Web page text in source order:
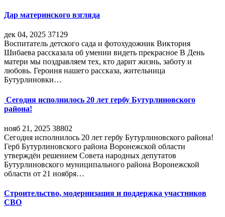
Дар материнского взгляда
дек 04, 2025 37129
Воспитатель детского сада и фотохудожник Виктория
Шибаева рассказала об умении видеть прекрасное В День
матери мы поздравляем тех, кто дарит жизнь, заботу и
любовь. Героиня нашего рассказа, жительница
Бутурлиновки…
Сегодня исполнилось 20 лет гербу Бутурлиновского
района!
нояб 21, 2025 38802
Сегодня исполнилось 20 лет гербу Бутурлиновского района!
Герб Бутурлиновского района Воронежской области
утверждён решением Совета народных депутатов
Бутурлиновского муниципального района Воронежской
области от 21 ноября…
Строительство, модернизация и поддержка участников
СВО